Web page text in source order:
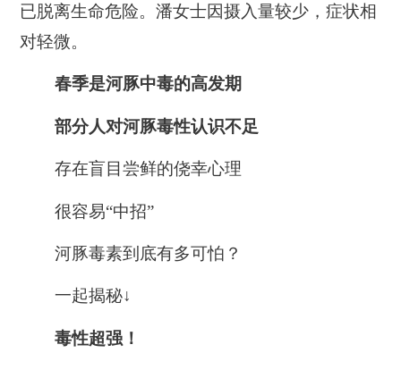
已脱离生命危险。潘女士因摄入量较少，症状相
对轻微。
春季是河豚中毒的高发期
部分人对河豚毒性认识不足
存在盲目尝鲜的侥幸心理
很容易“中招”
河豚毒素到底有多可怕？
一起揭秘↓
毒性超强！